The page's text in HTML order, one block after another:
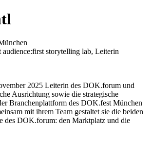
audience:first storytelling lab, Leiterin
2025 Leiterin des DOK.forum und
Ausrichtung sowie die strategische
Branchenplattform des DOK.fest München
mit ihrem Team gestaltet sie die beiden
des DOK.forum: den Marktplatz und die